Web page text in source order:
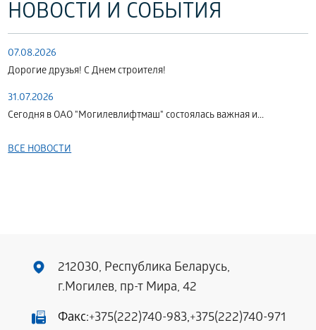
НОВОСТИ И СОБЫТИЯ
07.08.2026
Дорогие друзья! С Днем строителя!
31.07.2026
Сегодня в ОАО "Могилевлифтмаш" состоялась важная и...
ВСЕ НОВОСТИ
212030, Республика Беларусь,
г.Могилев, пр-т Мира, 42
Факс:+375(222)740-983,+375(222)740-971